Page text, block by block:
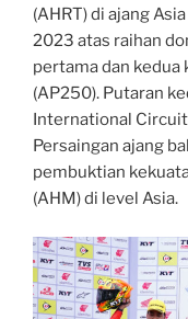
(AHRT) di ajang
2023 atas raihan
pertama dan
(AP250). Putaran
International Circuit
Persaingan ajang
pembuktian
(AHM) di level Asia.